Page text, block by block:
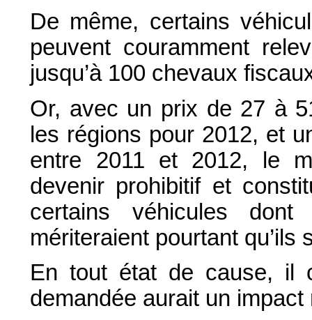
De même, certains
peuvent couramment
jusqu’à 100 chevaux
Or, avec un prix de 27 à
les régions pour 2012, et
entre 2011 et 2012, le
devenir prohibitif et
certains véhicules dont
mériteraient pourtant qu’ils
En tout état de cause, il
demandée aurait un impact